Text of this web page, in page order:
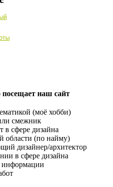
наш сайт
(моё хобби)
смежник
в сфере дизайна
области (по найму)
дизайнер/архитектор
в сфере дизайна
информации